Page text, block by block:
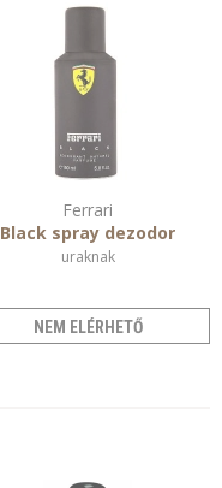
Ferrari
Black spray dezodor
uraknak
NEM ELÉRHETŐ